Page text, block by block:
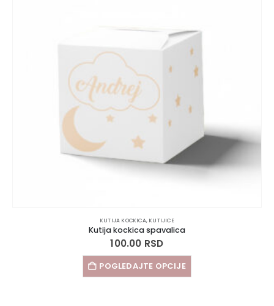
KUTIJA KOCKICA, KUTIJICE
Kutija kockica spavalica
100.00 RSD
POGLEDAJTE OPCIJE